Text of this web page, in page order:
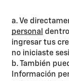
a. Ve
personal
ingresar tus
no iniciaste
b. También
Información